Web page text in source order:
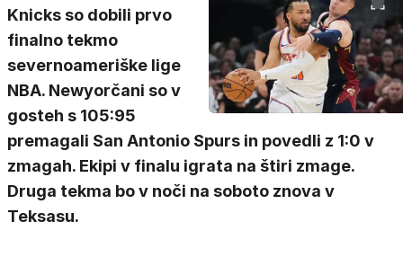
Knicks so dobili prvo
finalno tekmo
severnoameriške lige
NBA. Newyorčani so v
gosteh s 105:95
premagali San Antonio Spurs in povedli z 1:0 v
zmagah. Ekipi v finalu igrata na štiri zmage.
Druga tekma bo v noči na soboto znova v
Teksasu.